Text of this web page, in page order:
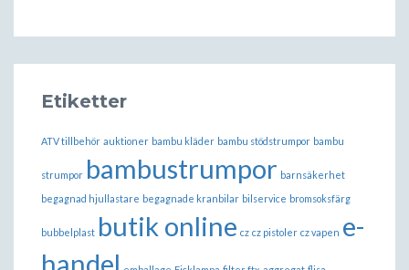
Etiketter
ATV tillbehör auktioner bambu kläder bambu stödstrumpor bambu
strumpor bambustrumpor barnsäkerhet
begagnad hjullastare begagnade kranbilar bilservice bromsoksfärg
bubbelplast butik online cz cz pistoler cz vapen e-
handel